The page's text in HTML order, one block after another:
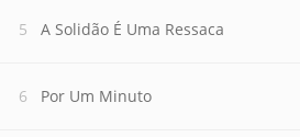
A Solidão É Uma Ressaca
Por Um Minuto